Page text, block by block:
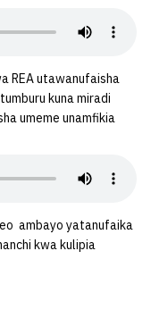
REA utawanufaisha
kuna miradi
umeme unamfikia
ambayo yatanufaika
kwa kulipia